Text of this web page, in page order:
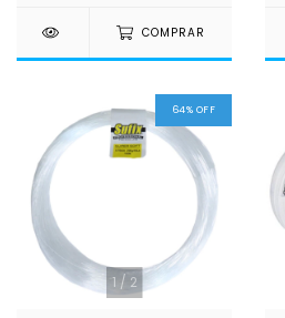
COMPRAR
1 / 2
64% OFF